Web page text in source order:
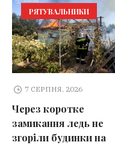
РЯТУВАЛЬНИКИ
7 СЕРПНЯ, 2026
Через коротке
замикання ледь не
згоріли будинки на